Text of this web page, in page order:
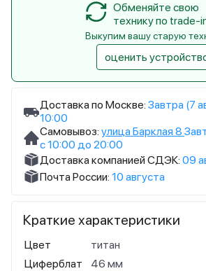
Доставка по Москве: Завтра (7
10:00
Самовывоз: улица Барклая 8
с 10:00 до 20:00
Доставка компанией СДЭК: 09
Почта России: 10 августа
Краткие характеристики
Цвет
титан
Циферблат
46 мм
Обменяйте свою
технику по trade-
Выкупим вашу старую
оценить